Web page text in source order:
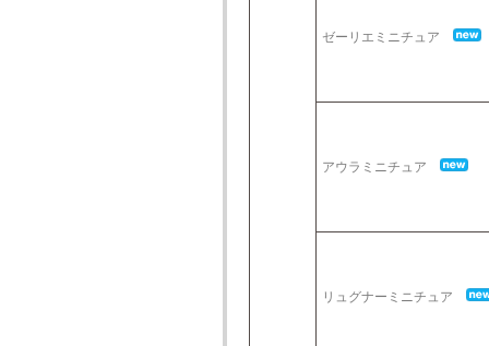
ゼーリエミニチュア
アウラミニチュア
リュグナーミニチュア